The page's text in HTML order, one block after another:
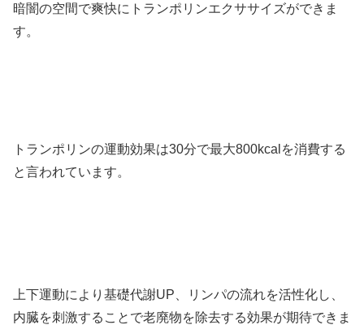
暗闇の空間で爽快にトランポリンエクササイズができま
す。
トランポリンの運動効果は30分で最大800kcalを消費する
と言われています。
上下運動により基礎代謝UP、リンパの流れを活性化し、
内臓を刺激することで老廃物を除去する効果が期待できま